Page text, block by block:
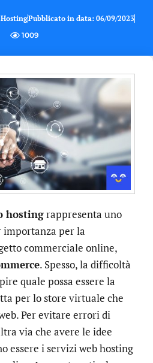
HostingPubblicato in data: 06/09/2023
1009
hostingrappresenta uno
importanza per la
commerciale online,
. Spesso, la difficoltà
quale possa essere la
per lo store virtuale che
Per evitare errori di
via che avere le idee
essere i servizi web hosting